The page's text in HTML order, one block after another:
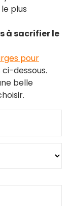
plus
à sacrifier le
pour
dessous.
belle